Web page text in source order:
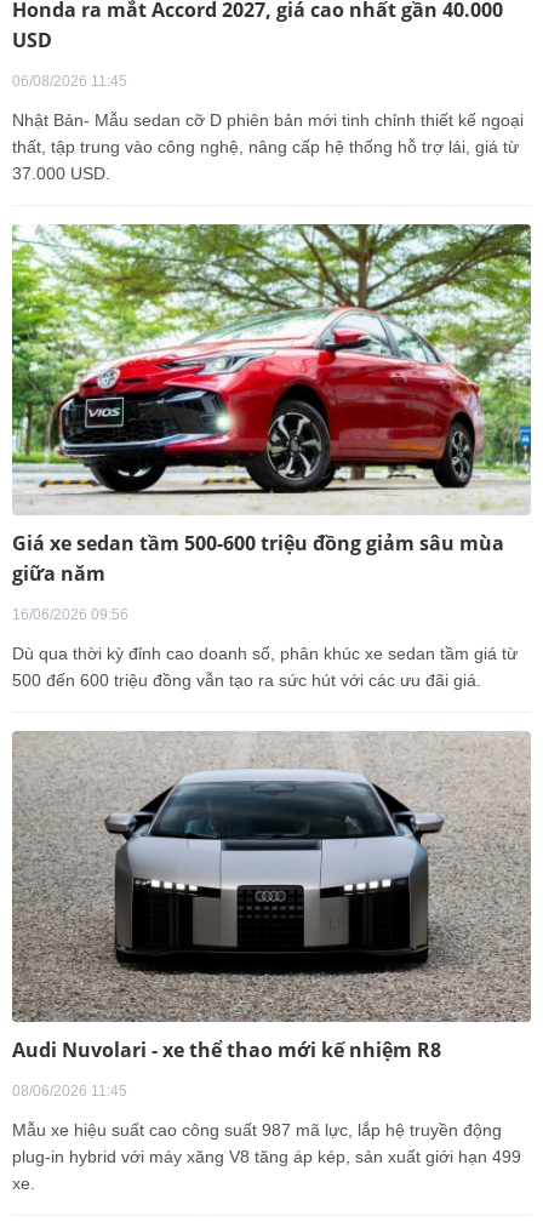
Honda ra mắt Accord 2027, giá cao nhất gần 40.000
USD
06/08/2026 11:45
Nhật Bản- Mẫu sedan cỡ D phiên bản mới tinh chỉnh thiết kế ngoại
thất, tập trung vào công nghệ, nâng cấp hệ thống hỗ trợ lái, giá từ
37.000 USD.
Giá xe sedan tầm 500-600 triệu đồng giảm sâu mùa
giữa năm
16/06/2026 09:56
Dù qua thời kỳ đỉnh cao doanh số, phân khúc xe sedan tầm giá từ
500 đến 600 triệu đồng vẫn tạo ra sức hút với các ưu đãi giá.
Audi Nuvolari - xe thể thao mới kế nhiệm R8
08/06/2026 11:45
Mẫu xe hiệu suất cao công suất 987 mã lực, lắp hệ truyền động
plug-in hybrid với máy xăng V8 tăng áp kép, sản xuất giới hạn 499
xe.